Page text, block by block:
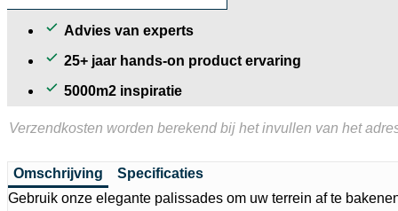
Advies van experts
25+ jaar hands-on product ervaring
5000m2 inspiratie
Verzendkosten worden berekend bij het invullen van het
Omschrijving
Specificaties
Gebruik onze elegante palissades om uw terrein af te